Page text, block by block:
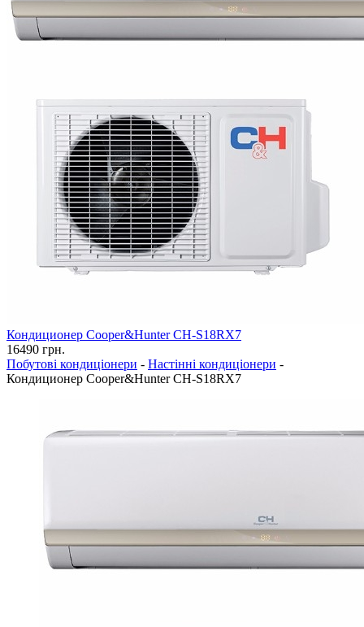
Кондиционер Cooper&Hunter CH-S18RX7
16490 грн.
Побутові кондиціонери - Настінні кондиціонери -
Кондиционер Cooper&Hunter CH-S18RX7